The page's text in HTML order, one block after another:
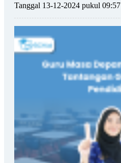
Tanggal 13-12-2024 pukul 09:57